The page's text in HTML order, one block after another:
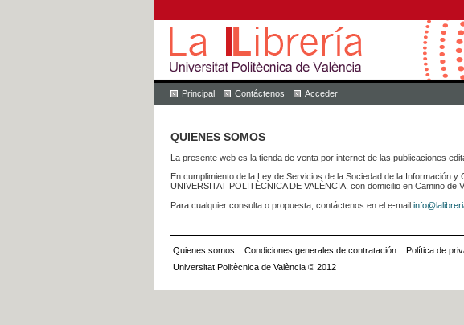
Principal Contáctenos Acceder
QUIENES SOMOS
La presente web es la tienda de venta por internet de las publicaciones
En cumplimiento de la Ley de Servicios de la Sociedad de la Información
UNIVERSITAT POLITÈCNICA DE VALÈNCIA, con domicilio en Camino de
Para cualquier consulta o propuesta, contáctenos en el e-mail
Quienes somos :: Condiciones generales de contratación :: Política de
Universitat Politècnica de València © 2012